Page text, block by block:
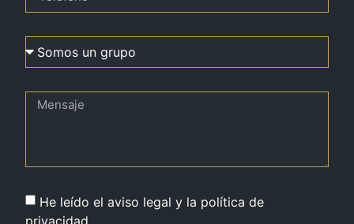
He leído el aviso legal y la política de
privacidad